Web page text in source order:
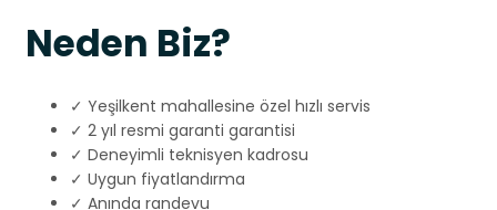
Neden Biz?
✓ Yeşilkent mahallesine özel hızlı servis
✓ 2 yıl resmi garanti garantisi
✓ Deneyimli teknisyen kadrosu
✓ Uygun fiyatlandırma
✓ Anında randevu